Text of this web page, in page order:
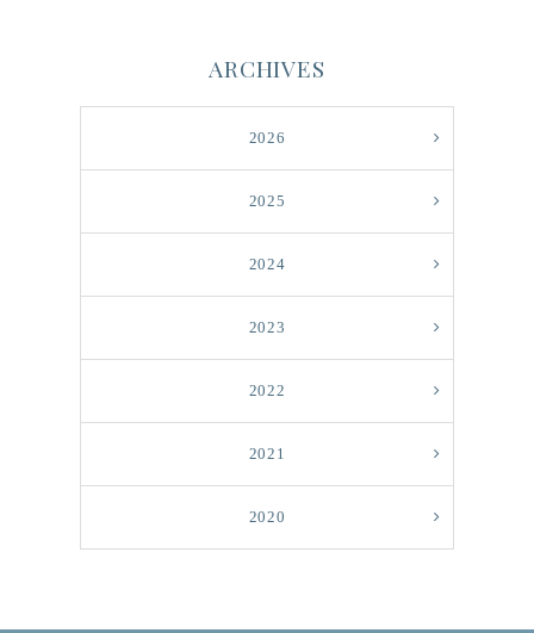
ARCHIVES
2026
2025
2024
2023
2022
2021
2020